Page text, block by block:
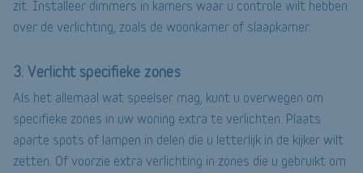
zit. Installeer dimmers in kamers waar u controle wilt hebben
over de verlichting, zoals de woonkamer of slaapkamer.
3. Verlicht specifieke zones
Als het allemaal wat speelser mag, kunt u overwegen om
specifieke zones in uw woning extra te verlichten. Plaats
aparte spots of lampen in delen die u letterlijk in de kijker wilt
zetten. Of voorzie extra verlichting in zones die u gebruikt om